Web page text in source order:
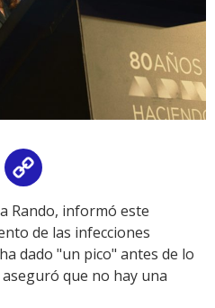
Email
Link
Rando, informó este
de las infecciones
dado "un pico" antes de lo
que no hay una